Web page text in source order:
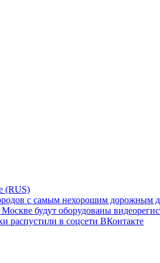
(RUS)
с самым нехорошим дорожным
будут оборудованы
распустили в соцсети ВКонтакте